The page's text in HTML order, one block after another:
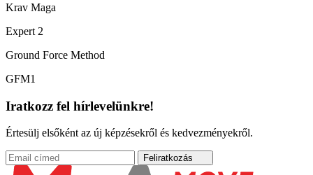
Krav Maga
Expert 2
Ground Force Method
GFM1
Iratkozz fel hírlevelünkre!
Értesülj elsőként az új képzésekről és kedvezményekről.
Feliratkozás